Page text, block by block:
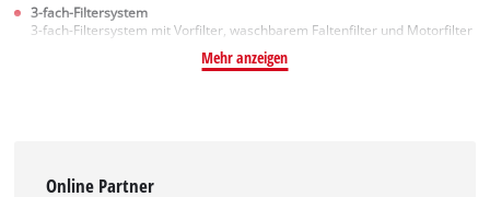
3-fach-Filtersystem
3-fach-Filtersystem mit Vorfilter, waschbarem Faltenfilter und Motorfilter
Mehr anzeigen
Online Partner